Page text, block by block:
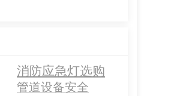
消防应急灯选购
管道设备安全